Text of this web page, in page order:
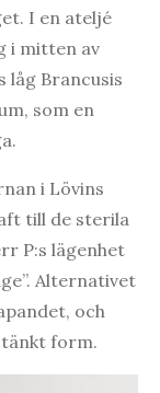
I en ateljé
i mitten av
låg Brancusis
som en
i Lövins
till de sterila
P:s lägenhet
Alternativet
och
tänkt form.